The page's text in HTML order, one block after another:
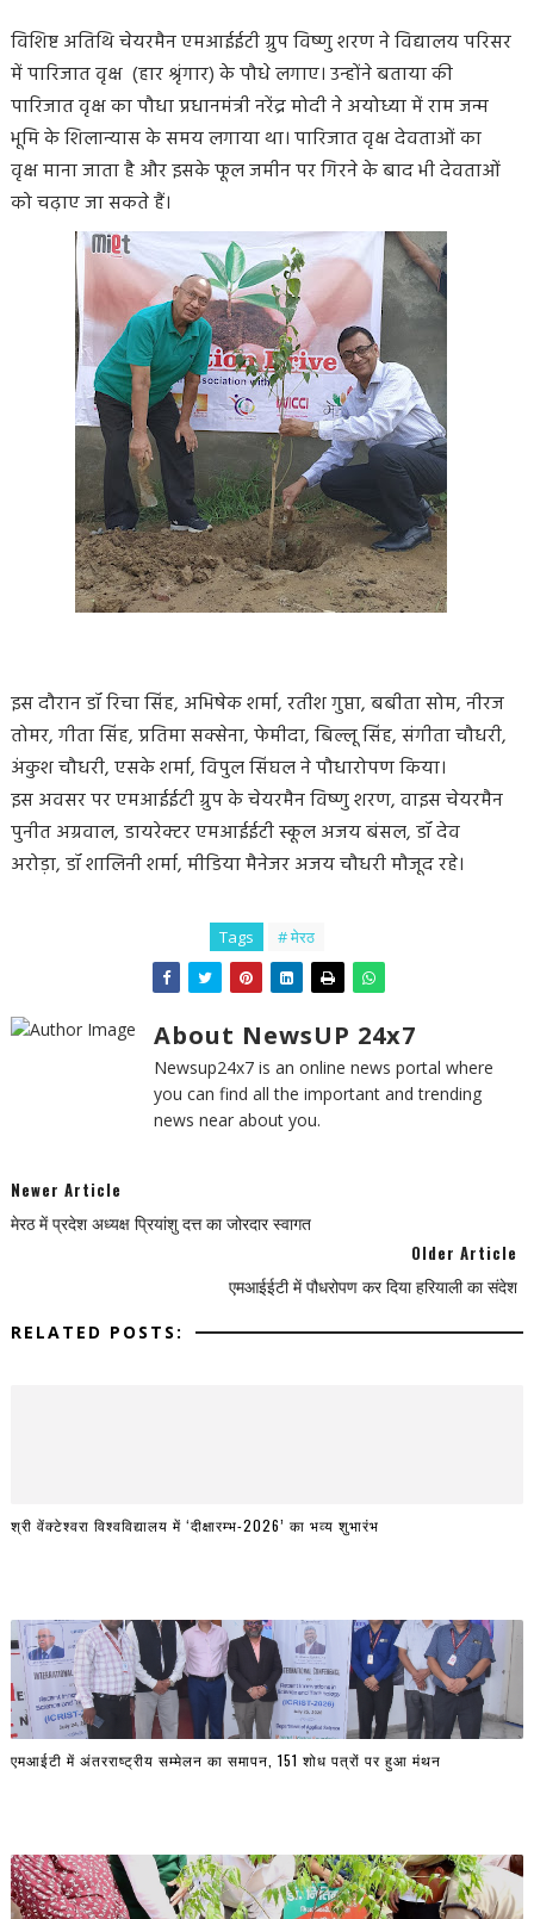
विशिष्ट अतिथि चेयरमैन एमआईईटी ग्रुप विष्णु शरण ने विद्यालय परिसर
में पारिजात वृक्ष (हार श्रृंगार) के पौधे लगाए। उन्होंने बताया की
पारिजात वृक्ष का पौधा प्रधानमंत्री नरेंद्र मोदी ने अयोध्या में राम जन्म
भूमि के शिलान्यास के समय लगाया था। पारिजात वृक्ष देवताओं का
वृक्ष माना जाता है और इसके फूल जमीन पर गिरने के बाद भी देवताओं
को चढ़ाए जा सकते हैं।
इस दौरान डॉ रिचा सिंह, अभिषेक शर्मा, रतीश गुप्ता, बबीता सोम, नीरज
तोमर, गीता सिंह, प्रतिमा सक्सेना, फेमीदा, बिल्लू सिंह, संगीता चौधरी,
अंकुश चौधरी, एसके शर्मा, विपुल सिंघल ने पौधारोपण किया।
इस अवसर पर एमआईईटी ग्रुप के चेयरमैन विष्णु शरण, वाइस चेयरमैन
पुनीत अग्रवाल, डायरेक्टर एमआईईटी स्कूल अजय बंसल, डॉ देव
अरोड़ा, डॉ शालिनी शर्मा, मीडिया मैनेजर अजय चौधरी मौजूद रहे।
Tags # मेरठ
About NewsUP 24x7
Newsup24x7 is an online news portal where
you can find all the important and trending
news near about you.
Newer Article
मेरठ में प्रदेश अध्यक्ष प्रियांशु दत्त का जोरदार स्वागत
Older Article
एमआईईटी में पौधरोपण कर दिया हरियाली का संदेश
RELATED POSTS:
श्री वेंक्टेश्वरा विश्वविद्यालय में ‘दीक्षारम्भ-2026’ का भव्य शुभारंभ
एमआईटी में अंतरराष्ट्रीय सम्मेलन का समापन, 151 शोध पत्रों पर हुआ मंथन